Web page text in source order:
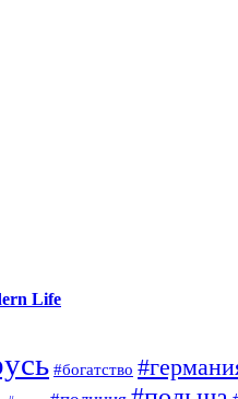
Life
#богатство